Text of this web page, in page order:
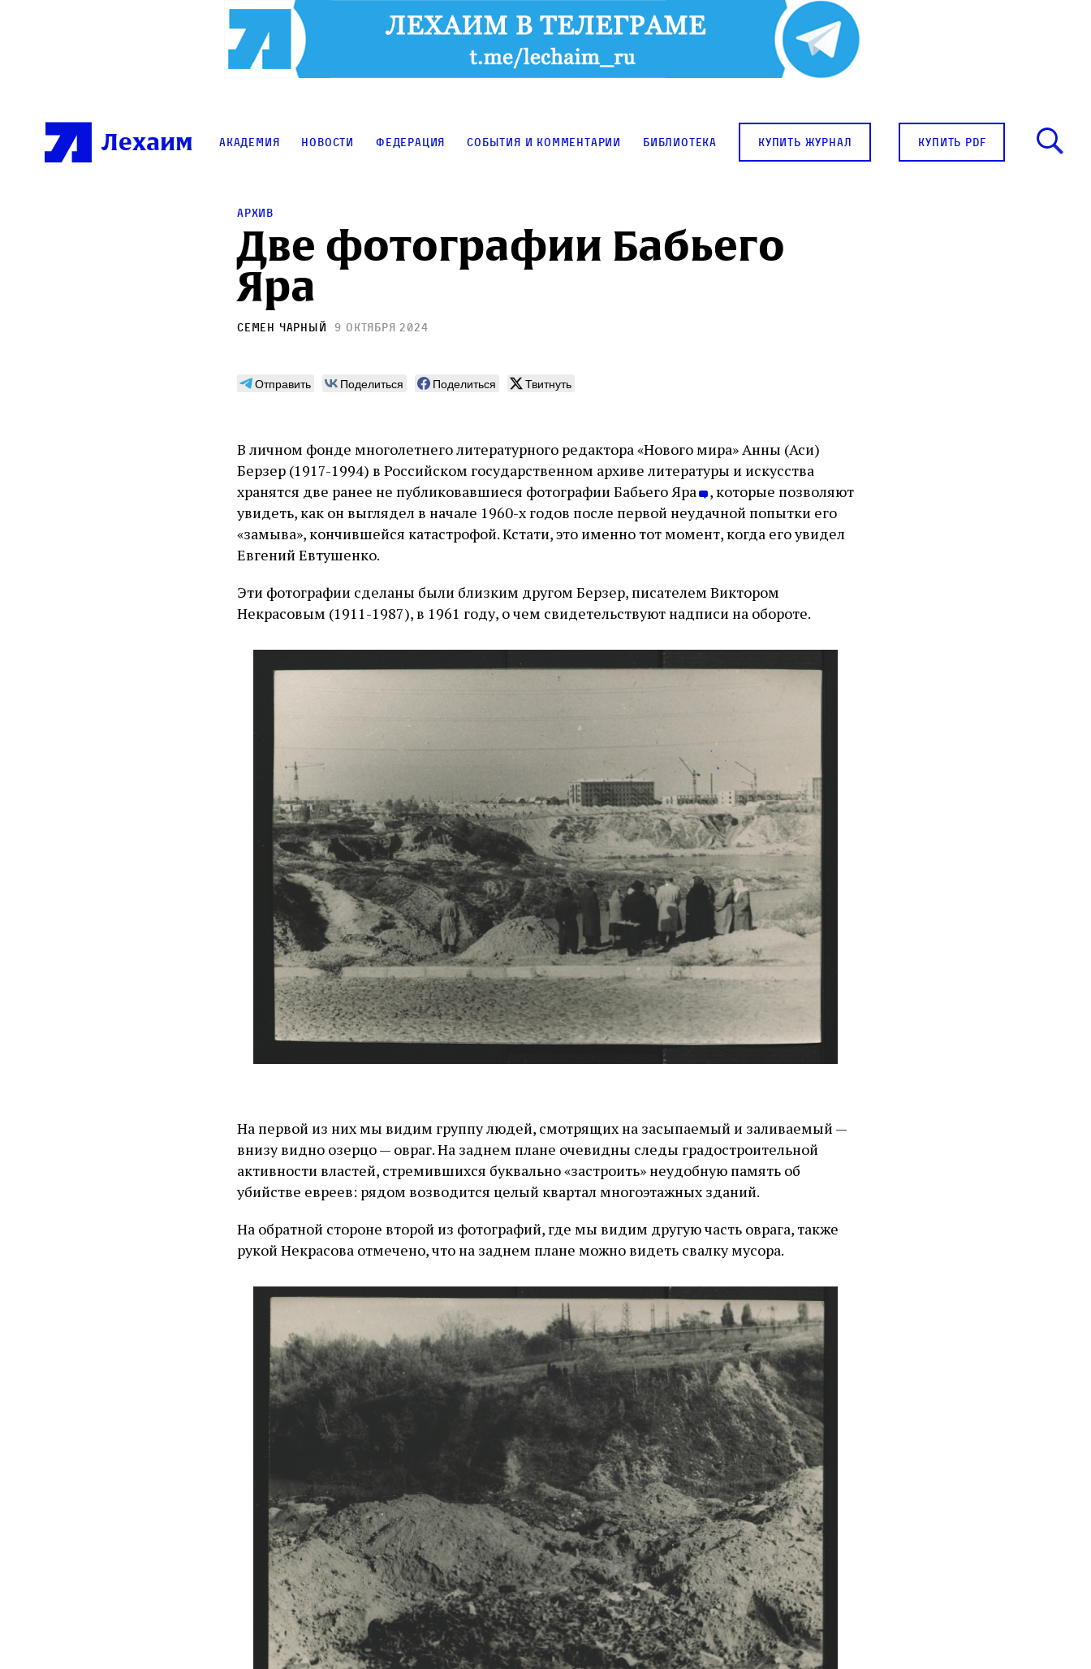
Лехаим Академия Новости Федерация События и комментарии Библиотека купить журнал купить pdf
Архив
Две фотографии Бабьего
Яра
Семен Чарный 9 октября 2024
Отправить Поделиться Поделиться Твитнуть
В личном фонде многолетнего литературного редактора «Нового мира» Анны (Аси)
Берзер (1917-1994) в Российском государственном архиве литературы и искусства
хранятся две ранее не публиковавшиеся фотографии Бабьего Яра , которые позволяют
увидеть, как он выглядел в начале 1960-х годов после первой неудачной попытки его
«замыва», кончившейся катастрофой. Кстати, это именно тот момент, когда его увидел
Евгений Евтушенко.
Эти фотографии сделаны были близким другом Берзер, писателем Виктором
Некрасовым (1911-1987), в 1961 году, о чем свидетельствуют надписи на обороте.
На первой из них мы видим группу людей, смотрящих на засыпаемый и заливаемый —
внизу видно озерцо — овраг. На заднем плане очевидны следы градостроительной
активности властей, стремившихся буквально «застроить» неудобную память об
убийстве евреев: рядом возводится целый квартал многоэтажных зданий.
На обратной стороне второй из фотографий, где мы видим другую часть оврага, также
рукой Некрасова отмечено, что на заднем плане можно видеть свалку мусора.